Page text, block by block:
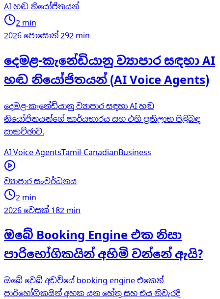
AI හඬ නියෝජිතයන්
2 min
2026 පොසොන් 292 min
දෙමළ-කැනේඩියානු ව්‍යාපාර සඳහා AI
හඬ නියෝජිතයන් (AI Voice Agents)
දෙමළ-කැනේඩියානු ව්‍යාපාර සඳහා AI හඬ
නියෝජිතයන්ගේ කාර්යභාරය සහ එහි ප්‍රතිලාභ පිළිබඳ
සාකච්ඡාව.
AI Voice AgentsTamil-CanadianBusiness
ව්‍යාපාර සංවර්ධනය
2 min
2026 වෙසක් 182 min
ඔබේ Booking Engine එක නිසා
පාරිභෝගිකයින් අහිමි වන්නේ ඇයි?
ඔබේ වෙබ් අඩවියේ booking engine එකෙන්
පාරිභෝගිකයින් අහක යන හේතු සහ එය නිවැරදි